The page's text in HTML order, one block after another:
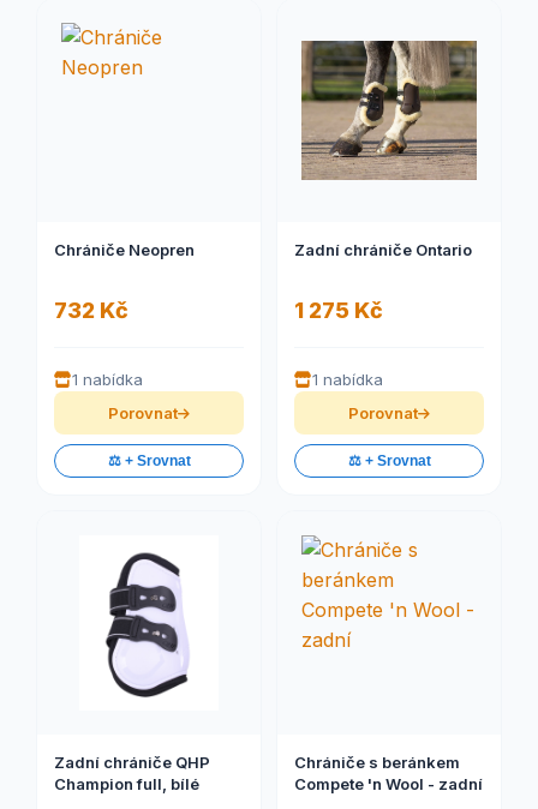
Chrániče Neopren
732 Kč
1 nabídka
Porovnat
⚖️ + Srovnat
Zadní chrániče Ontario
1 275 Kč
1 nabídka
Porovnat
⚖️ + Srovnat
Zadní chrániče QHP
Champion full, bílé
Chrániče s beránkem
Compete 'n Wool - zadní